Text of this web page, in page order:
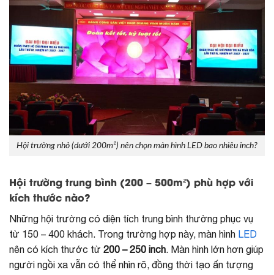
Hội trường nhỏ (dưới 200m²) nên chọn màn hình LED bao nhiêu inch?
Hội trường trung bình (200 – 500m²) phù hợp với
kích thước nào?
Những hội trường có diện tích trung bình thường phục vụ
từ 150 – 400 khách. Trong trường hợp này, màn hình LED
nên có kích thước từ 200 – 250 inch. Màn hình lớn hơn giúp
người ngồi xa vẫn có thể nhìn rõ, đồng thời tạo ấn tượng